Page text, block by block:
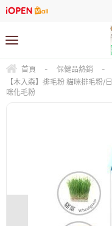
首頁 - 保健品熱銷
-
【木入森】排毛粉 貓咪排毛粉/
咪化毛粉